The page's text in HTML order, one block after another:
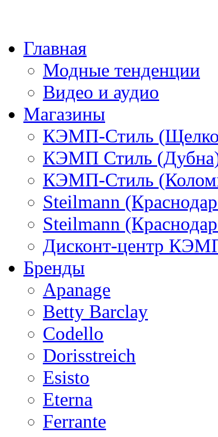
Главная
Модные тенденции
Видео и аудио
Магазины
КЭМП-Стиль
КЭМП Стиль
КЭМП-Стиль
Steilmann
Steilmann
Дисконт-центр
Бренды
Apanage
Betty Barclay
Codello
Dorisstreich
Esisto
Eterna
Ferrante